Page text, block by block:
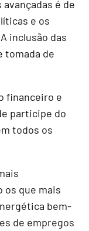
é de
e os
inclusão das
tomada de
financeiro e
participe do
todos os
os que mais
bem-
de empregos